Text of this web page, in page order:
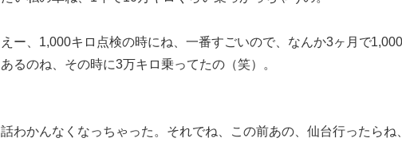
えー、1,000キロ点検の時にね、一番すごいので、なんか3ヶ月で
あるのね、その時に3万キロ乗ってたの（笑）。
話わかんなくなっちゃった。それでね、この前あの、仙台行ったらね